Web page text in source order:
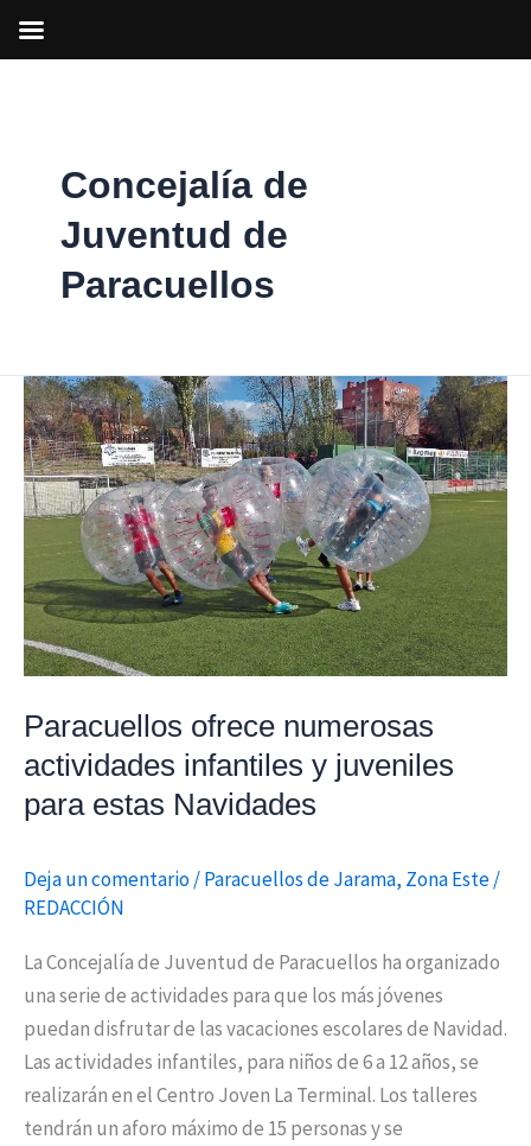
Concejalía de
Juventud de
Paracuellos
Paracuellos ofrece numerosas
actividades infantiles y juveniles
para estas Navidades
Deja un comentario/Paracuellos de Jarama, Zona Este/
REDACCIÓN
La Concejalía de Juventud de Paracuellos ha organizado
una serie de actividades para que los más jóvenes
puedan disfrutar de las vacaciones escolares de Navidad.
Las actividades infantiles, para niños de 6 a 12 años, se
realizarán en el Centro Joven La Terminal. Los talleres
tendrán un aforo máximo de 15 personas y se
Paracuellos
ofrece
numerosas
actividades
infantiles
juveniles
para
estas